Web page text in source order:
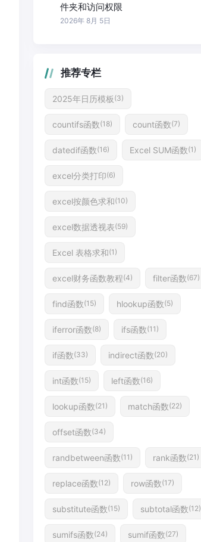
件夹和访问权限
2026年 8月 5日
推荐专栏
2025年日历模板 (3)
countifs函数(18) count函数(7)
datedif函数(16) Excel SUM函数(1)
excel分类打印(6)
excel按颜色求和(10)
excel数据透视表(59)
Excel 表格求和(1)
excel财务函数教程(4) filter函数(67)
find函数(15) hlookup函数(5)
iferror函数(8) ifs函数(11)
if函数(33) indirect函数(20)
int函数(15) left函数(16)
lookup函数(21) match函数(22)
offset函数(34)
randbetween函数(11) rank函数(21)
replace函数(12) row函数(17)
substitute函数(15) subtotal函数(12)
sumifs函数(24) sumif函数(27)